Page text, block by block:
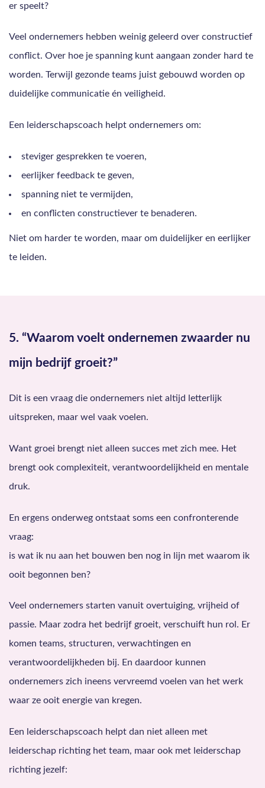
er speelt?
Veel ondernemers hebben weinig geleerd over constructief
conflict. Over hoe je spanning kunt aangaan zonder hard te
worden. Terwijl gezonde teams juist gebouwd worden op
duidelijke communicatie én veiligheid.
Een leiderschapscoach helpt ondernemers om:
steviger gesprekken te voeren,
eerlijker feedback te geven,
spanning niet te vermijden,
en conflicten constructiever te benaderen.
Niet om harder te worden, maar om duidelijker en eerlijker
te leiden.
5. “Waarom voelt ondernemen zwaarder nu
mijn bedrijf groeit?”
Dit is een vraag die ondernemers niet altijd letterlijk
uitspreken, maar wel vaak voelen.
Want groei brengt niet alleen succes met zich mee. Het
brengt ook complexiteit, verantwoordelijkheid en mentale
druk.
En ergens onderweg ontstaat soms een confronterende
vraag:
is wat ik nu aan het bouwen ben nog in lijn met waarom ik
ooit begonnen ben?
Veel ondernemers starten vanuit overtuiging, vrijheid of
passie. Maar zodra het bedrijf groeit, verschuift hun rol. Er
komen teams, structuren, verwachtingen en
verantwoordelijkheden bij. En daardoor kunnen
ondernemers zich ineens vervreemd voelen van het werk
waar ze ooit energie van kregen.
Een leiderschapscoach helpt dan niet alleen met
leiderschap richting het team, maar ook met leiderschap
richting jezelf: